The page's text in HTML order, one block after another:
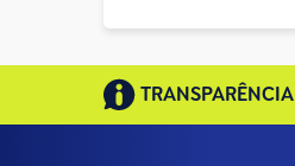
TRANSPARÊNCIA